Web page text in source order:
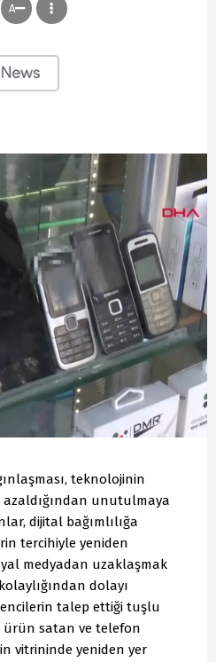
A
teknolojinin
azaldığından unutulmaya
dijital bağımlılığa
tercihiyle yeniden
medyadan uzaklaşmak
dolayı
talep ettiği tuşlu
ürün satan ve telefon
vitrininde yeniden yer